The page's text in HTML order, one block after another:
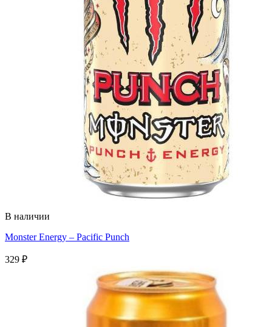
В наличии
Monster Energy – Pacific Punch
329 ₽